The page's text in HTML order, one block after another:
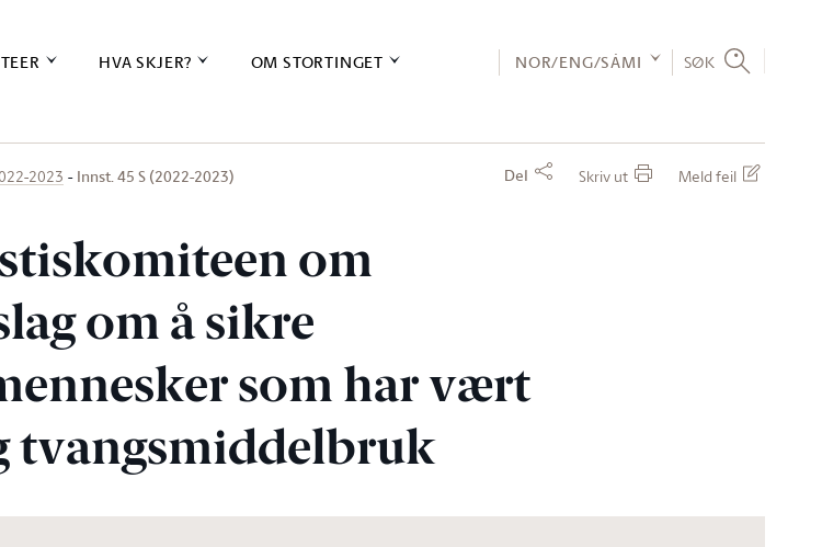
HVA SKJER? OM STORTINGET NOR/ENG/SÁMI SØK
2023 Innst. 45 S (2022-2023) Del Skriv ut Meld feil
om
om å sikre
som har vært
tvangsmiddelbruk